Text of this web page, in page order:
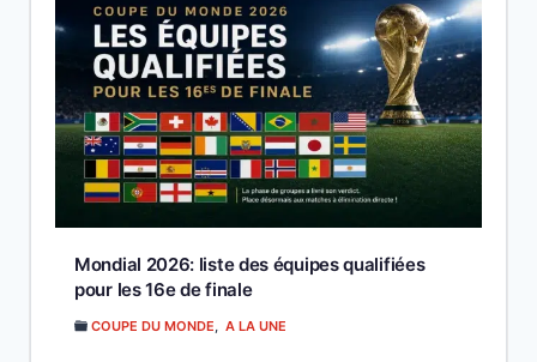
Mondial 2026: liste des équipes qualifiées
pour les 16e de finale
COUPE DU MONDE A LA UNE